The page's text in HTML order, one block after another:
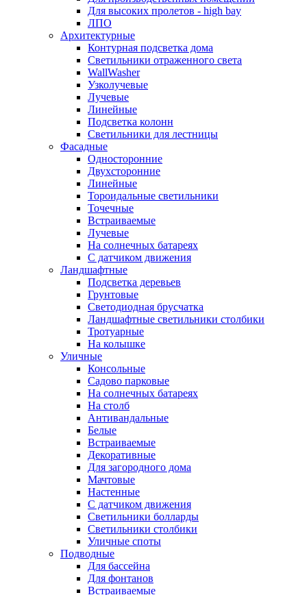
Для высоких пролетов - high bay
ЛПО
Архитектурные
Контурная подсветка дома
Светильники отраженного света
WallWasher
Узколучевые
Лучевые
Линейные
Подсветка колонн
Светильники для лестницы
Фасадные
Односторонние
Двухсторонние
Линейные
Тороидальные светильники
Точечные
Встраиваемые
Лучевые
На солнечных батареях
С датчиком движения
Ландшафтные
Подсветка деревьев
Грунтовые
Светодиодная брусчатка
Ландшафтные светильники столбики
Тротуарные
На колышке
Уличные
Консольные
Садово парковые
На солнечных батареях
На столб
Антивандальные
Белые
Встраиваемые
Декоративные
Для загородного дома
Мачтовые
Настенные
С датчиком движения
Светильники болларды
Светильники столбики
Уличные споты
Подводные
Для бассейна
Для фонтанов
Встраиваемые